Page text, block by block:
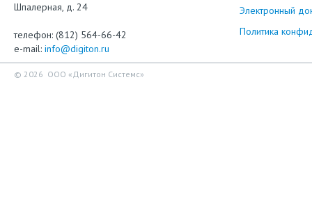
Шпалерная, д. 24
телефон: (812) 564-66-42
e-mail: info@digiton.ru
Электронный
Политика
© 2026 ООО «Дигитон Системс»